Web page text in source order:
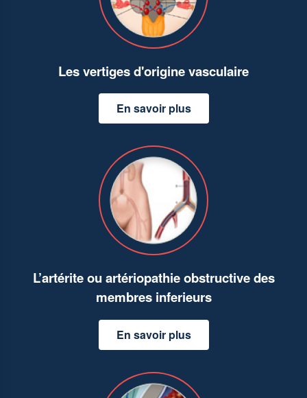
Les vertiges d'origine vasculaire
En savoir plus
L’artérite ou artériopathie obstructive des
membres inferieurs
En savoir plus